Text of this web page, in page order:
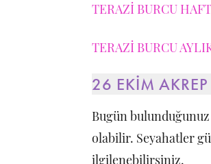
TERAZİ BURCU
TERAZİ BURCU
26 EKİM
Bugün
olabilir. Seyahatler
ilgilenebilirsiniz.